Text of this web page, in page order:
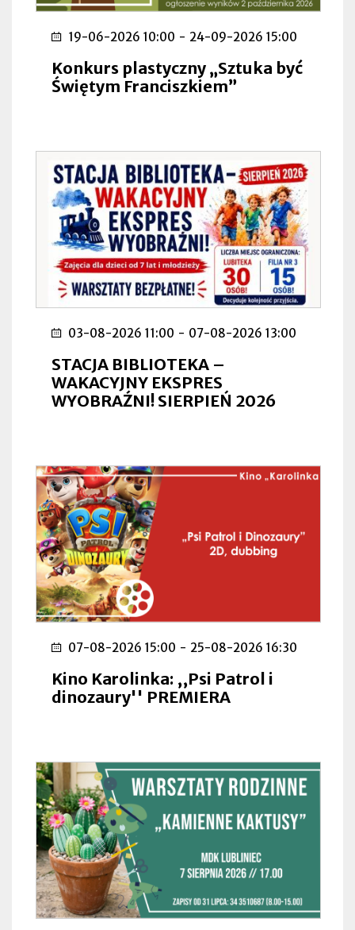
19-06-2026 10:00 - 24-09-2026 15:00
Konkurs plastyczny „Sztuka być
Świętym Franciszkiem”
03-08-2026 11:00 - 07-08-2026 13:00
STACJA BIBLIOTEKA –
WAKACYJNY EKSPRES
WYOBRAŹNI! SIERPIEŃ 2026
07-08-2026 15:00 - 25-08-2026 16:30
Kino Karolinka: ,,Psi Patrol i
dinozaury'' PREMIERA